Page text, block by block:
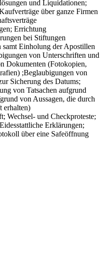
und Liquidationen;
über ganze Firmen
Errichtung
bei Stiftungen
Einholung der Apostillen
von Unterschriften und
Dokumenten (Fotokopien,
;Beglaubigungen von
Sicherung des Datums;
von Tatsachen aufgrund
von Aussagen, die durch
erhalten)
Wechsel- und Checkproteste;
Erklärungen;
über eine Safeöffnung